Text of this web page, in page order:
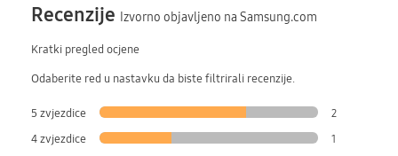
Recenzije Izvorno objavljeno na Samsung.com
Kratki pregled ocjene
Odaberite red u nastavku da biste filtrirali recenzije.
5 zvjezdice 2
4 zvjezdice 1